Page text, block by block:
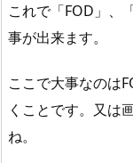
これで「FOD」、
事が出来ます。
ここで大事なのは
くことです。又は
ね。